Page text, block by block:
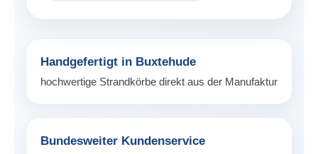
Handgefertigt in Buxtehude
hochwertige Strandkörbe direkt aus der Manufaktur
Bundesweiter Kundenservice